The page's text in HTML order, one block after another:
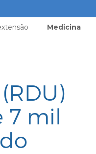
Medicina
7 mil